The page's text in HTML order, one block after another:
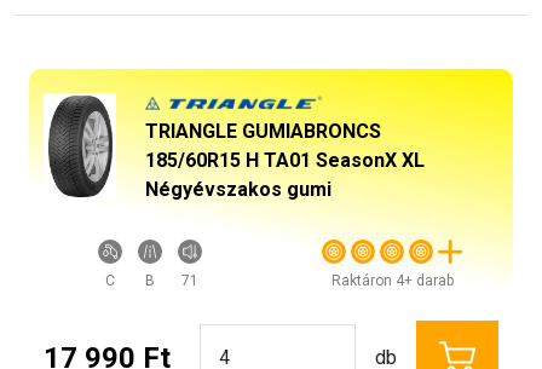
TRIANGLE GUMIABRONCS
185/60R15 H TA01 SeasonX XL
Négyévszakos gumi
C B 71 Raktáron 4+ darab
17 990 Ft db